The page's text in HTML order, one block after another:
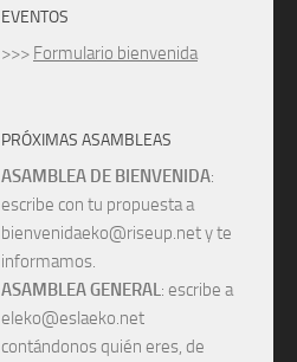
EVENTOS
>>> Formulario bienvenida
PRÓXIMAS ASAMBLEAS
ASAMBLEA DE BIENVENIDA:
escribe con tu propuesta a
bienvenidaeko@riseup.net y te
informamos.
ASAMBLEA GENERAL: escribe a
eleko@eslaeko.net
contándonos quién eres, de